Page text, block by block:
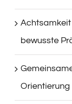
bewusste